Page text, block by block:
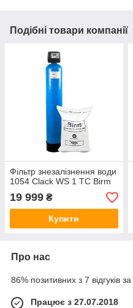
Подібні товари компанії
Фільтр знезалізнення води
1054 Clack WS 1 TC Birm
19 999 ₴
Купити
Про нас
86% позитивних з 7 відгуків за
Працює з 27.07.2018